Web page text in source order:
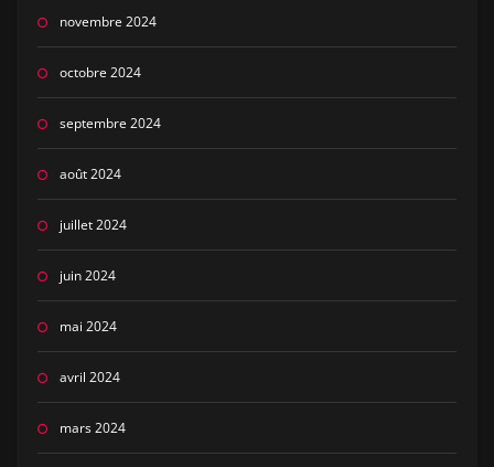
novembre 2024
octobre 2024
septembre 2024
août 2024
juillet 2024
juin 2024
mai 2024
avril 2024
mars 2024